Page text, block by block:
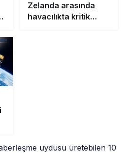
Zelanda arasında
havacılıkta kritik
uydusu üretebilen 10